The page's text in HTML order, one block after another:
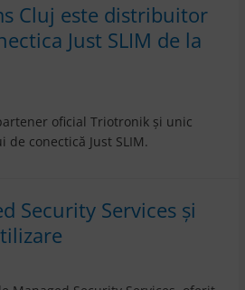
Cluj este distribuitor
Just SLIM de la
oficial Triotronik și unic
conectică Just SLIM.
Security Services și